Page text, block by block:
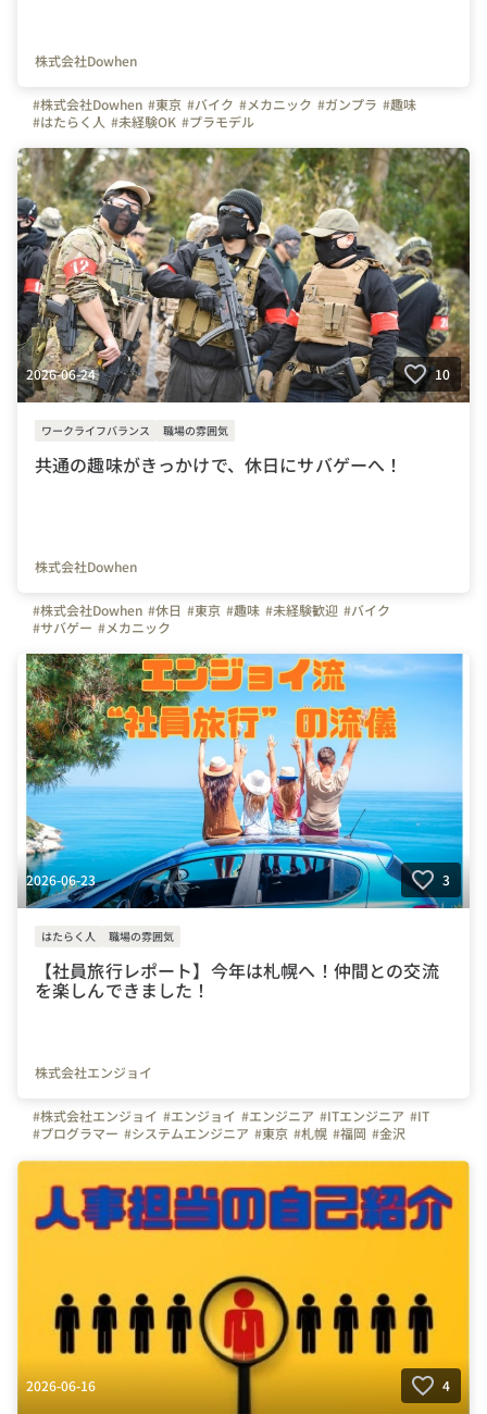
株式会社Dowhen
#株式会社Dowhen #東京 #バイク #メカニック #ガンプラ #趣味
#はたらく人 #未経験OK #プラモデル
2026-06-24 10
ワークライフバランス 職場の雰囲気
共通の趣味がきっかけで、休日にサバゲーへ！
株式会社Dowhen
#株式会社Dowhen #休日 #東京 #趣味 #未経験歓迎 #バイク
#サバゲー #メカニック
2026-06-23 3
はたらく人 職場の雰囲気
【社員旅行レポート】今年は札幌へ！仲間との交流
を楽しんできました！
株式会社エンジョイ
#株式会社エンジョイ #エンジョイ #エンジニア #ITエンジニア #IT
#プログラマー #システムエンジニア #東京 #札幌 #福岡 #金沢
2026-06-16 4